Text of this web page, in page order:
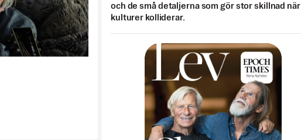
och de små detaljerna som gör stor skillnad när
kulturer kolliderar.